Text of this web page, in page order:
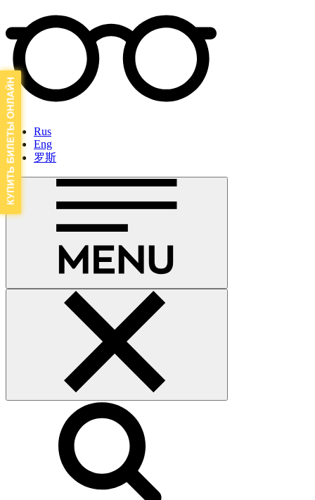
Rus
Eng
罗斯